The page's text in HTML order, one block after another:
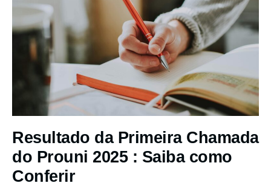
Resultado da Primeira Chamada
do Prouni 2025 : Saiba como
Conferir